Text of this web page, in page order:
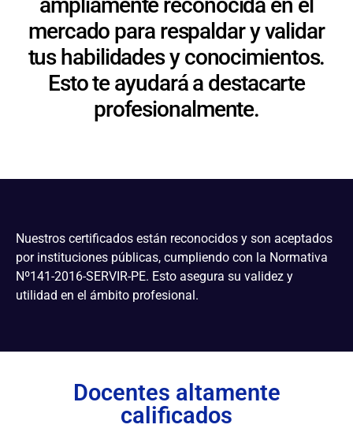
ampliamente reconocida en el
mercado para respaldar y validar
tus habilidades y conocimientos.
Esto te ayudará a destacarte
profesionalmente.
Nuestros certificados están reconocidos y son aceptados
por instituciones públicas, cumpliendo con la Normativa
Nº141-2016-SERVIR-PE. Esto asegura su validez y
utilidad en el ámbito profesional.
Docentes altamente
calificados